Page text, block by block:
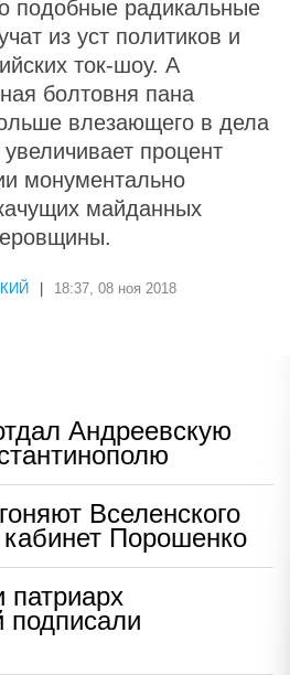
подобные радикальные
из уст политиков и
ток-шоу. А
болтовня пана
влезающего в дела
процент
монументально
майданных
18:37, 08 ноя 2018
Андреевскую
Вселенского
Порошенко